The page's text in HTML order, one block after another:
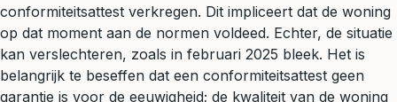
conformiteitsattest verkregen. Dit impliceert dat de woning
op dat moment aan de normen voldeed. Echter, de situatie
kan verslechteren, zoals in februari 2025 bleek. Het is
belangrijk te beseffen dat een conformiteitsattest geen
garantie is voor de eeuwigheid; de kwaliteit van de woning